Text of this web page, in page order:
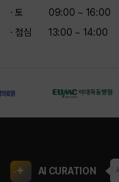
· 토
09:00 ~ 16:00
· 점심
13:00 ~ 14:00
AI CURATION
골드만은 AI 큐레이션 서비